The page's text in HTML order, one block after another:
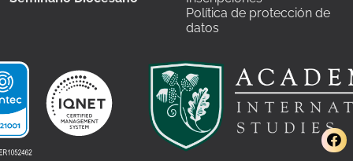
Política de protección de
datos